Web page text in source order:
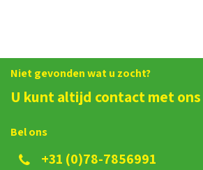
Niet gevonden wat u zocht?
U kunt altijd contact met
Bel ons
+31 (0)78-7856991